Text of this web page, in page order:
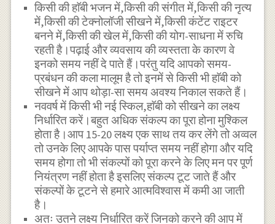
किसी की हाॅबी भजन में,किसी की संगीत में,किसी की नृत्य
में,किसी की टेक्नोलॉजी सीखने में,किसी कंटेंट राइटर
बनने में,किसी की खेल में,किसी की योग-साधना में रुचि
रहती है।पढ़ाई और व्यवसाय की व्यस्तता के कारण वे
इनको समय नहीं दे पाते हैं।परंतु यदि आपको समय-
प्रबंधन की कला मालूम है तो इनमें से किसी भी हाॅबी को
सीखने में आप थोड़ा-सा समय अवश्य निकाल सकते हैं।
नववर्ष में किसी भी नई स्किल,हाॅबी को सीखने का लक्ष्य
निर्धारित करें।बहुत अधिक संकल्प का पूरा होना मुश्किल
होता है।आप 15-20 लक्ष्य एक साथ तय कर लेंगे तो अव्वल
तो उनके लिए आपके पास पर्याप्त समय नहीं होगा और यदि
समय होगा तो भी संकल्पों को पूरा करने के लिए मन पर पूर्ण
नियंत्रण नहीं होता है इसलिए संकल्प टूट जाते हैं और
संकल्पों के टूटने से हमारे आत्मविश्वास में कमी आ जाती
है।
अतः उतने लक्ष्य निर्धारित करें जिनको करने की आप में